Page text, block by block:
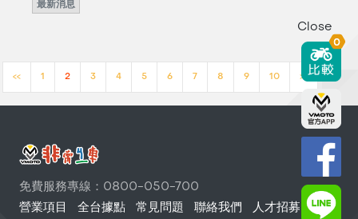
最新消息
<< 1 2 3 4 5 6 7 8 9 10 >>
免費服務專線：0800-050-700
營業項目
全台據點 常見問題 聯絡我們 人才招募
Close
0